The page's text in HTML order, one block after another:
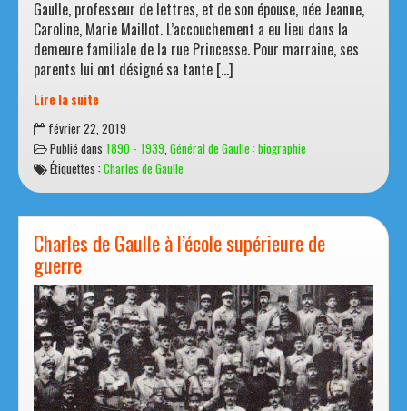
Charles, André, Joseph-Marie de Gaulle nait le 22 novembre
1890 à Lille. Il est le fils de Henri, Charles, Alexandre de
Gaulle, professeur de lettres, et de son épouse, née Jeanne,
Caroline, Marie Maillot. L’accouchement a eu lieu dans la
demeure familiale de la rue Princesse. Pour marraine, ses
Lire la suite
Sa
jeunesse,
la
grande
guerre
février 22, 2019
Publié dans1890 - 1939,Général de Gaulle : biographie
Charles de Gaulle à l’école supérieure de
guerre